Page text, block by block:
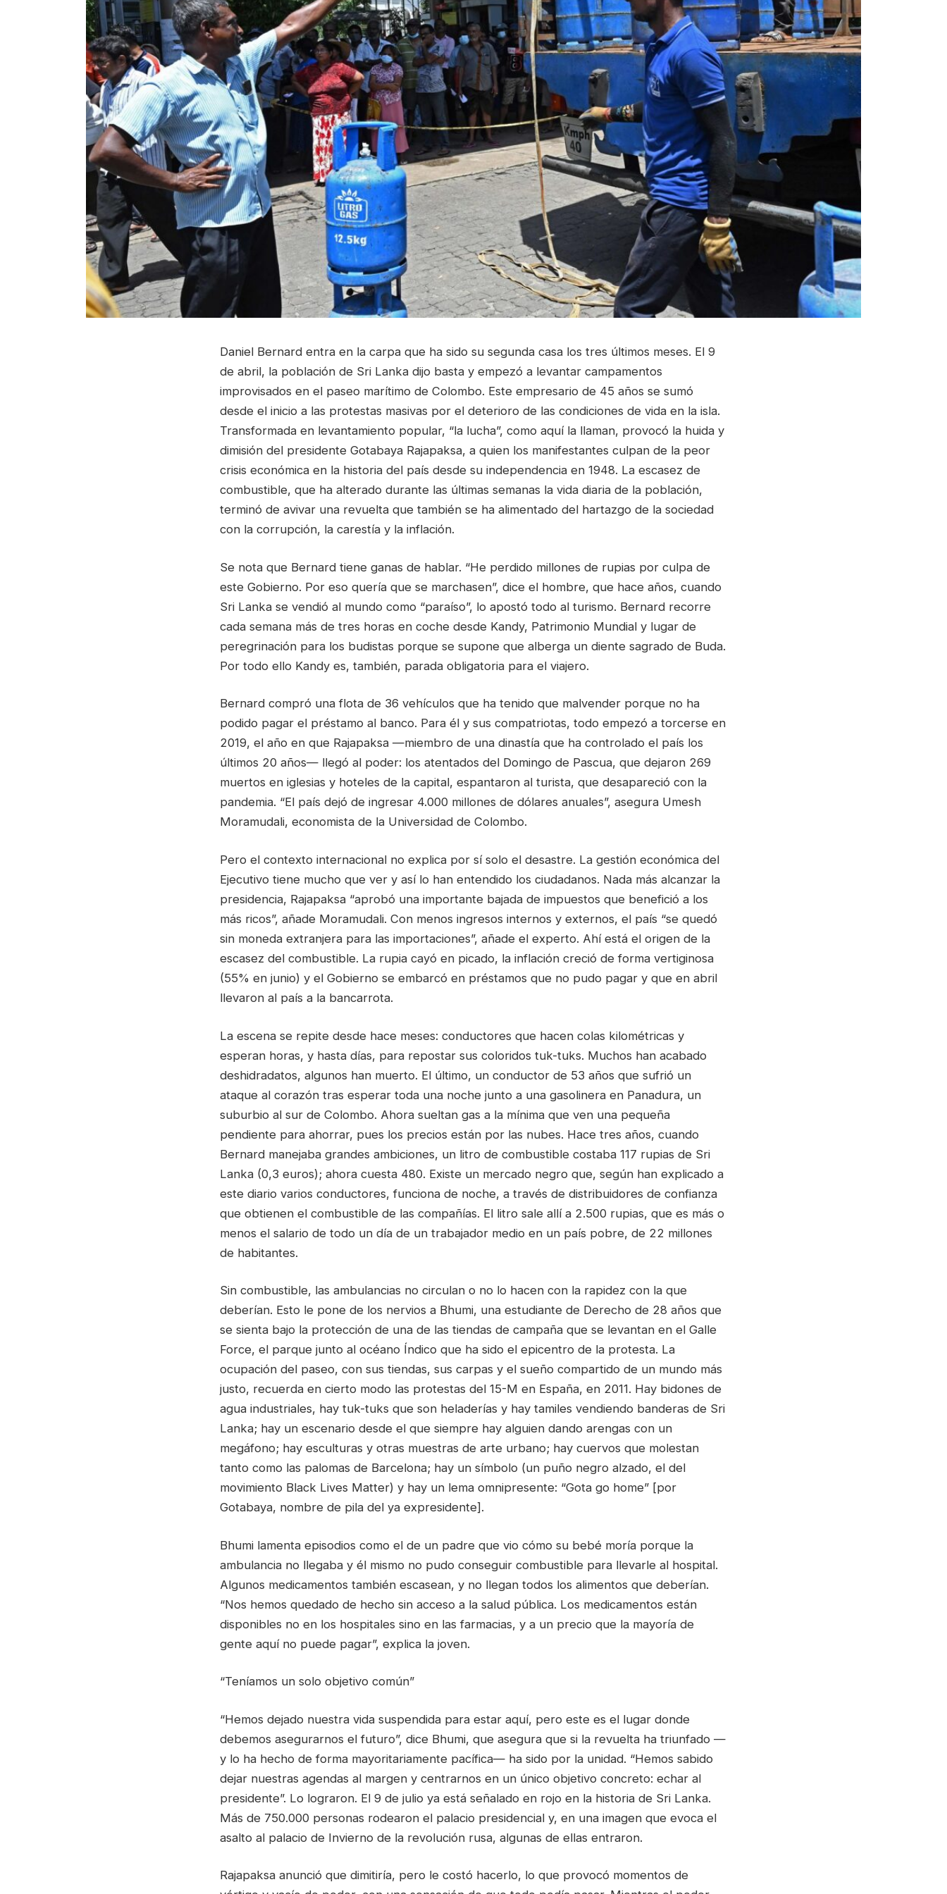
Daniel Bernard entra en la carpa que ha sido su segunda casa los tres últimos meses. El 9
de abril, la población de Sri Lanka dijo basta y empezó a levantar campamentos
improvisados en el paseo marítimo de Colombo. Este empresario de 45 años se sumó
desde el inicio a las protestas masivas por el deterioro de las condiciones de vida en la isla.
Transformada en levantamiento popular, “la lucha”, como aquí la llaman, provocó la huida y
dimisión del presidente Gotabaya Rajapaksa, a quien los manifestantes culpan de la peor
crisis económica en la historia del país desde su independencia en 1948. La escasez de
combustible, que ha alterado durante las últimas semanas la vida diaria de la población,
terminó de avivar una revuelta que también se ha alimentado del hartazgo de la sociedad
con la corrupción, la carestía y la inflación.
Se nota que Bernard tiene ganas de hablar. “He perdido millones de rupias por culpa de
este Gobierno. Por eso quería que se marchasen”, dice el hombre, que hace años, cuando
Sri Lanka se vendió al mundo como “paraíso”, lo apostó todo al turismo. Bernard recorre
cada semana más de tres horas en coche desde Kandy, Patrimonio Mundial y lugar de
peregrinación para los budistas porque se supone que alberga un diente sagrado de Buda.
Por todo ello Kandy es, también, parada obligatoria para el viajero.
Bernard compró una flota de 36 vehículos que ha tenido que malvender porque no ha
podido pagar el préstamo al banco. Para él y sus compatriotas, todo empezó a torcerse en
2019, el año en que Rajapaksa —miembro de una dinastía que ha controlado el país los
últimos 20 años— llegó al poder: los atentados del Domingo de Pascua, que dejaron 269
muertos en iglesias y hoteles de la capital, espantaron al turista, que desapareció con la
pandemia. “El país dejó de ingresar 4.000 millones de dólares anuales”, asegura Umesh
Moramudali, economista de la Universidad de Colombo.
Pero el contexto internacional no explica por sí solo el desastre. La gestión económica del
Ejecutivo tiene mucho que ver y así lo han entendido los ciudadanos. Nada más alcanzar la
presidencia, Rajapaksa “aprobó una importante bajada de impuestos que benefició a los
más ricos”, añade Moramudali. Con menos ingresos internos y externos, el país “se quedó
sin moneda extranjera para las importaciones”, añade el experto. Ahí está el origen de la
escasez del combustible. La rupia cayó en picado, la inflación creció de forma vertiginosa
(55% en junio) y el Gobierno se embarcó en préstamos que no pudo pagar y que en abril
llevaron al país a la bancarrota.
La escena se repite desde hace meses: conductores que hacen colas kilométricas y
esperan horas, y hasta días, para repostar sus coloridos tuk-tuks. Muchos han acabado
deshidradatos, algunos han muerto. El último, un conductor de 53 años que sufrió un
ataque al corazón tras esperar toda una noche junto a una gasolinera en Panadura, un
suburbio al sur de Colombo. Ahora sueltan gas a la mínima que ven una pequeña
pendiente para ahorrar, pues los precios están por las nubes. Hace tres años, cuando
Bernard manejaba grandes ambiciones, un litro de combustible costaba 117 rupias de Sri
Lanka (0,3 euros); ahora cuesta 480. Existe un mercado negro que, según han explicado a
este diario varios conductores, funciona de noche, a través de distribuidores de confianza
que obtienen el combustible de las compañías. El litro sale allí a 2.500 rupias, que es más o
menos el salario de todo un día de un trabajador medio en un país pobre, de 22 millones
de habitantes.
Sin combustible, las ambulancias no circulan o no lo hacen con la rapidez con la que
deberían. Esto le pone de los nervios a Bhumi, una estudiante de Derecho de 28 años que
se sienta bajo la protección de una de las tiendas de campaña que se levantan en el Galle
Force, el parque junto al océano Índico que ha sido el epicentro de la protesta. La
ocupación del paseo, con sus tiendas, sus carpas y el sueño compartido de un mundo más
justo, recuerda en cierto modo las protestas del 15-M en España, en 2011. Hay bidones de
agua industriales, hay tuk-tuks que son heladerías y hay tamiles vendiendo banderas de Sri
Lanka; hay un escenario desde el que siempre hay alguien dando arengas con un
megáfono; hay esculturas y otras muestras de arte urbano; hay cuervos que molestan
tanto como las palomas de Barcelona; hay un símbolo (un puño negro alzado, el del
movimiento Black Lives Matter) y hay un lema omnipresente: “Gota go home” [por
Gotabaya, nombre de pila del ya expresidente].
Bhumi lamenta episodios como el de un padre que vio cómo su bebé moría porque la
ambulancia no llegaba y él mismo no pudo conseguir combustible para llevarle al hospital.
Algunos medicamentos también escasean, y no llegan todos los alimentos que deberían.
“Nos hemos quedado de hecho sin acceso a la salud pública. Los medicamentos están
disponibles no en los hospitales sino en las farmacias, y a un precio que la mayoría de
gente aquí no puede pagar”, explica la joven.
“Teníamos un solo objetivo común”
“Hemos dejado nuestra vida suspendida para estar aquí, pero este es el lugar donde
debemos asegurarnos el futuro”, dice Bhumi, que asegura que si la revuelta ha triunfado —
y lo ha hecho de forma mayoritariamente pacífica— ha sido por la unidad. “Hemos sabido
dejar nuestras agendas al margen y centrarnos en un único objetivo concreto: echar al
presidente”. Lo lograron. El 9 de julio ya está señalado en rojo en la historia de Sri Lanka.
Más de 750.000 personas rodearon el palacio presidencial y, en una imagen que evoca el
asalto al palacio de Invierno de la revolución rusa, algunas de ellas entraron.
Rajapaksa anunció que dimitiría, pero le costó hacerlo, lo que provocó momentos de